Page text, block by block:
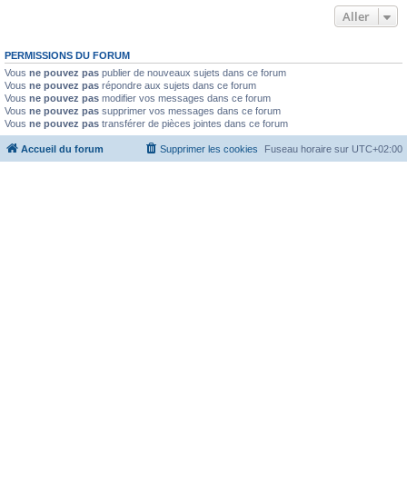
Aller
PERMISSIONS DU FORUM
Vous ne pouvez pas publier de nouveaux sujets dans ce forum
Vous ne pouvez pas répondre aux sujets dans ce forum
Vous ne pouvez pas modifier vos messages dans ce forum
Vous ne pouvez pas supprimer vos messages dans ce forum
Vous ne pouvez pas transférer de pièces jointes dans ce forum
Accueil du forum Fuseau horaire sur UTC+02:00
Supprimer les cookies